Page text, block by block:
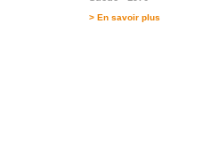
> En savoir plus